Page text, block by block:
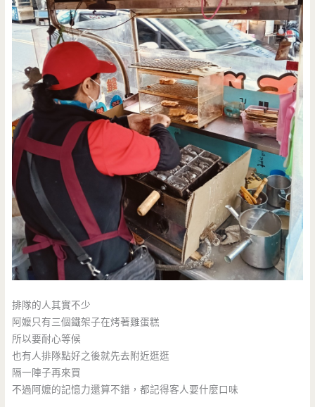
排隊的人其實不少
阿嬤只有三個鐵架子在烤著雞蛋糕
所以要耐心等候
也有人排隊點好之後就先去附近逛逛
隔一陣子再來買
不過阿嬤的記憶力還算不錯，都記得客人要什麼口味